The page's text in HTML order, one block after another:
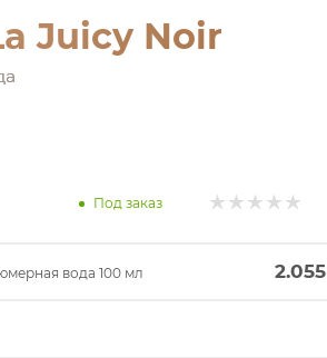
Juicy Noir
Под заказ
вода 100 мл 2.055